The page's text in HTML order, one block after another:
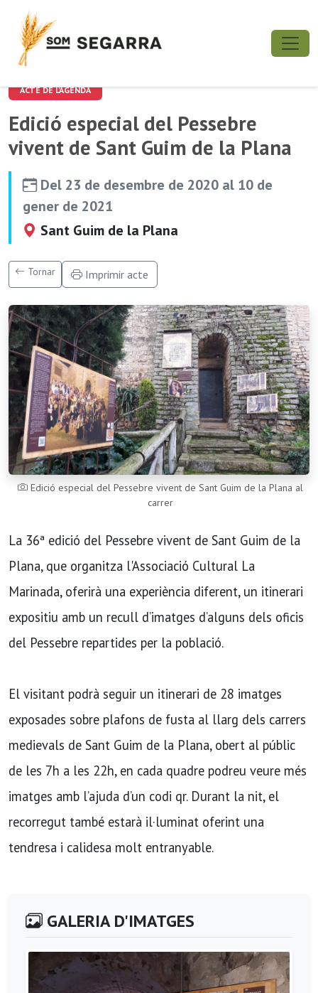
ACTE DE L'AGENDA
Edició especial del Pessebre
vivent de Sant Guim de la Plana
Del 23 de desembre de 2020 al 10 de
gener de 2021
Sant Guim de la Plana
Tornar Imprimir acte
Edició especial del Pessebre vivent de Sant Guim de la Plana al
carrer
La 36ª edició del Pessebre vivent de Sant Guim de la
Plana, que organitza l'Associació Cultural La
Marinada, oferirà una experiència diferent, un itinerari
expositiu amb un recull d’imatges d’alguns dels oficis
del Pessebre repartides per la població.
El visitant podrà seguir un itinerari de 28 imatges
exposades sobre plafons de fusta al llarg dels carrers
medievals de Sant Guim de la Plana, obert al públic
de les 7h a les 22h, en cada quadre podreu veure més
imatges amb l’ajuda d’un codi qr. Durant la nit, el
recorregut també estarà il·luminat oferint una
tendresa i calidesa molt entranyable.
GALERIA D'IMATGES